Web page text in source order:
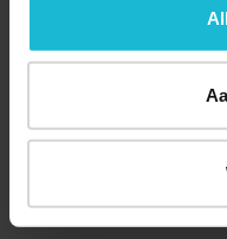
de knoppen
© 2026